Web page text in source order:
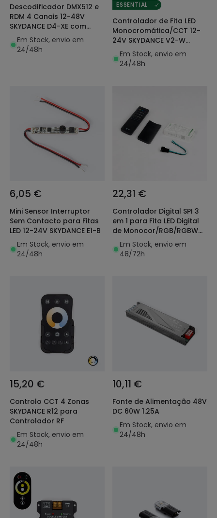
Descodificador DMX512 e
RDM 4 Canais 12-48V
SKYDANCE D4-XE com
Porta XLR5
Em Stock, envio em
24/48h
ESSENTIAL
Controlador de Fita LED
Monocromática/CCT 12-
24V SKYDANCE V2-W
Compatível com
Comando RF
Em Stock, envio em
24/48h
6,05 €
Mini Sensor Interruptor
Sem Contacto para Fitas
LED 12-24V SKYDANCE E1-B
Em Stock, envio em
24/48h
22,31 €
Controlador Digital SPI 3
em 1 para Fita LED Digital
de Monocor/RGB/RGBW
com MiBoxer SPIR3 +
Controlo Remoto C6
Em Stock, envio em
48/72h
15,20 €
Controlo CCT 4 Zonas
SKYDANCE R12 para
Controlador RF
Em Stock, envio em
24/48h
10,11 €
Fonte de Alimentação 48V
DC 60W 1.25A
Em Stock, envio em
24/48h